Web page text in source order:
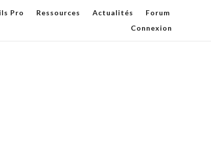
Pro Ressources Actualités
Forum
Connexion